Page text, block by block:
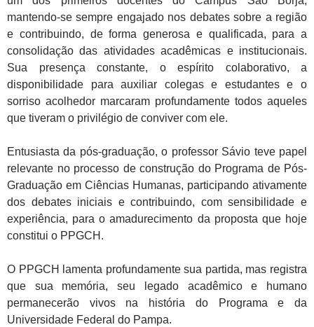
mantendo-se sempre engajado nos debates sobre a região
e contribuindo, de forma generosa e qualificada, para a
consolidação das atividades acadêmicas e institucionais.
Sua presença constante, o espírito colaborativo, a
disponibilidade para auxiliar colegas e estudantes e o
sorriso acolhedor marcaram profundamente todos aqueles
que tiveram o privilégio de conviver com ele.
Entusiasta da pós-graduação, o professor Sávio teve papel
relevante no processo de construção do Programa de Pós-
Graduação em Ciências Humanas, participando ativamente
dos debates iniciais e contribuindo, com sensibilidade e
experiência, para o amadurecimento da proposta que hoje
constitui o PPGCH.
O PPGCH lamenta profundamente sua partida, mas registra
que sua memória, seu legado acadêmico e humano
permanecerão vivos na história do Programa e da
Universidade Federal do Pampa.